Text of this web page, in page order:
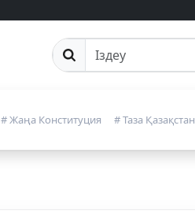
Сайттан іздеу
# Жаңа Конституция # Таза Қазақстан